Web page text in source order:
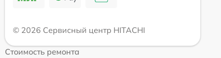
© 2026 Сервисный центр HITACHI
Стоимость ремонта